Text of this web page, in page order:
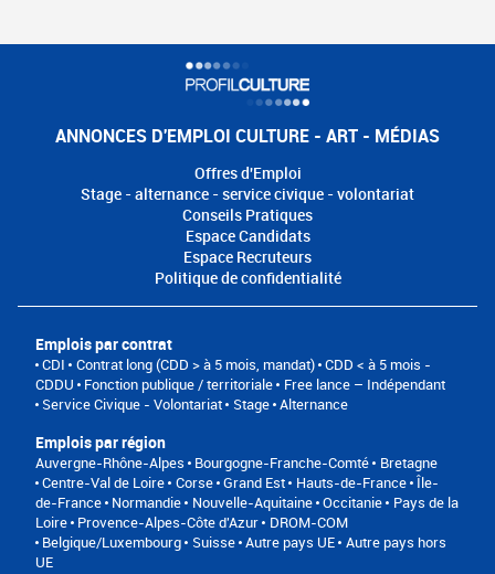
ANNONCES D'EMPLOI CULTURE - ART - MÉDIAS
Offres d'Emploi
Stage - alternance - service civique - volontariat
Conseils Pratiques
Espace Candidats
Espace Recruteurs
Politique de confidentialité
Emplois par contrat
CDI Contrat long (CDD > à 5 mois, mandat) CDD < à 5 mois -
CDDU
Fonction publique / territoriale
Free lance – Indépendant
Service Civique - Volontariat
Stage Alternance
Emplois par région
Auvergne-Rhône-Alpes Bourgogne-Franche-Comté
Bretagne
Centre-Val de Loire Corse Grand Est Hauts-de-France Île-
de-France Normandie Nouvelle-Aquitaine Occitanie
Pays de la
Loire Provence-Alpes-Côte d'Azur
DROM-COM
Belgique/Luxembourg
Suisse Autre pays UE Autre pays hors
UE